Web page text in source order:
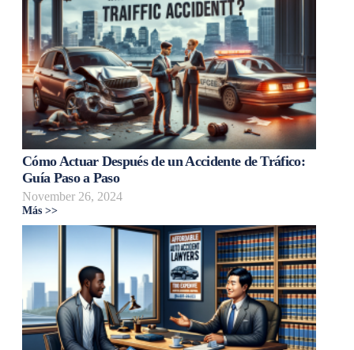
Cómo Actuar Después de un Accidente de Tráfico:
Guía Paso a Paso
November 26, 2024
Más >>